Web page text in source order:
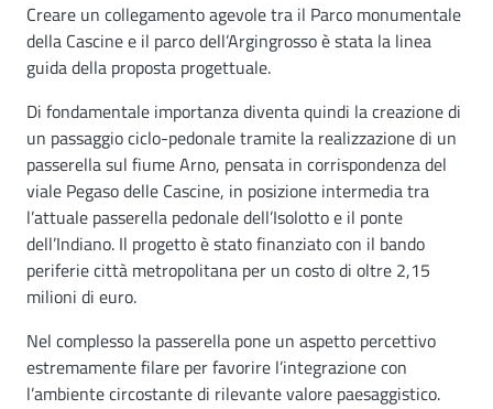
Creare un collegamento agevole tra il Parco monumentale
della Cascine e il parco dell’Argingrosso è stata la linea
guida della proposta progettuale.
Di fondamentale importanza diventa quindi la creazione di
un passaggio ciclo-pedonale tramite la realizzazione di un
passerella sul fiume Arno, pensata in corrispondenza del
viale Pegaso delle Cascine, in posizione intermedia tra
l’attuale passerella pedonale dell’Isolotto e il ponte
dell’Indiano. Il progetto è stato finanziato con il bando
periferie città metropolitana per un costo di oltre 2,15
milioni di euro.
Nel complesso la passerella pone un aspetto percettivo
estremamente filare per favorire l’integrazione con
l’ambiente circostante di rilevante valore paesaggistico.